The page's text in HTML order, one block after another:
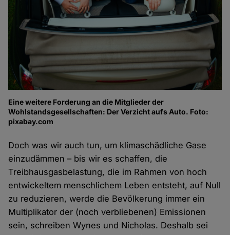
Eine weitere Forderung an die Mitglieder der
Wohlstandsgesellschaften: Der Verzicht aufs Auto. Foto:
pixabay.com
Doch was wir auch tun, um klimaschädliche Gase
einzudämmen – bis wir es schaffen, die
Treibhausgasbelastung, die im Rahmen von hoch
entwickeltem menschlichem Leben entsteht, auf Null
zu reduzieren, werde die Bevölkerung immer ein
Multiplikator der (noch verbliebenen) Emissionen
sein, schreiben Wynes und Nicholas. Deshalb sei